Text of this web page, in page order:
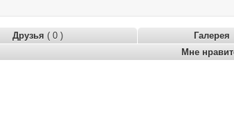
Друзья ( 0 ) Галерея
Мне